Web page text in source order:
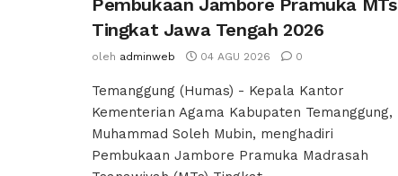
Tingkat Jawa Tengah 2026
oleh adminweb 04 AGU 2026 0
Temanggung (Humas) - Kepala Kantor
Kementerian Agama Kabupaten Temanggung,
Muhammad Soleh Mubin, menghadiri
Pembukaan Jambore Pramuka Madrasah